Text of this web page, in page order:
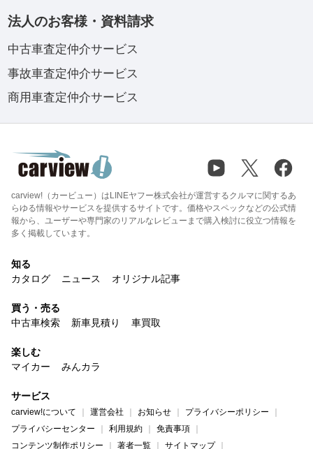
法人のお客様・資料請求
中古車査定仲介サービス
事故車査定仲介サービス
商用車査定仲介サービス
carview!（カービュー）はLINEヤフー株式会社が運営するクルマに関するあ
らゆる情報やサービスを提供するサイトです。価格やスペックなどの公式情
報から、ユーザーや専門家のリアルなレビューまで購入検討に役立つ情報を
多く掲載しています。
知る
カタログ
ニュース オリジナル記事
買う・売る
中古車検索
新車見積り 車買取
楽しむ
マイカー
みんカラ
サービス
carview!について 運営会社 お知らせ
プライバシーポリシー
プライバシーセンター
利用規約
免責事項
コンテンツ制作ポリシー
著者一覧 サイトマップ